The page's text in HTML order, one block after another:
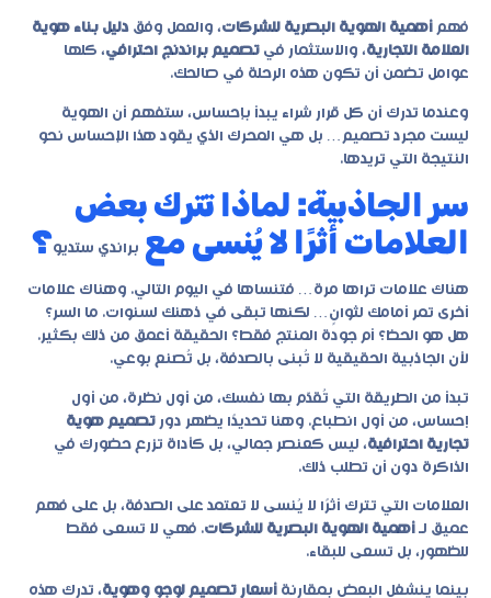
فهم أهمية الهوية البصرية للشركات، والعمل وفق دليل بناء هوية
العلامة التجارية، والاستثمار في تصميم براندنج احترافي، كلها
عوامل تضمن أن تكون هذه الرحلة في صالحك.
وعندما تدرك أن كل قرار شراء يبدأ بإحساس، ستفهم أن الهوية
ليست مجرد تصميم… بل هي المحرك الذي يقود هذا الإحساس نحو
النتيجة التي تريدها.
سر الجاذبية: لماذا تترك بعض
العلامات أثرًا لا يُنسى مع براندي ستديو؟
هناك علامات تراها مرة… فتنساها في اليوم التالي. وهناك علامات
أخرى تمر أمامك لثوانٍ… لكنها تبقى في ذهنك لسنوات. ما السر؟
هل هو الحظ؟ أم جودة المنتج فقط؟ الحقيقة أعمق من ذلك بكثير.
لأن الجاذبية الحقيقية لا تُبنى بالصدفة، بل تُصنع بوعي.
تبدأ من الطريقة التي تُقدّم بها نفسك، من أول نظرة، من أول
إحساس، من أول انطباع. وهنا تحديدًا يظهر دور تصميم هوية
تجارية احترافية، ليس كعنصر جمالي، بل كأداة تزرع حضورك في
الذاكرة دون أن تطلب ذلك.
العلامات التي تترك أثرًا لا يُنسى لا تعتمد على الصدفة، بل على فهم
عميق لـ أهمية الهوية البصرية للشركات. فهي لا تسعى فقط
للظهور، بل تسعى للبقاء.
بينما ينشغل البعض بمقارنة أسعار تصميم لوجو وهوية، تدرك هذه